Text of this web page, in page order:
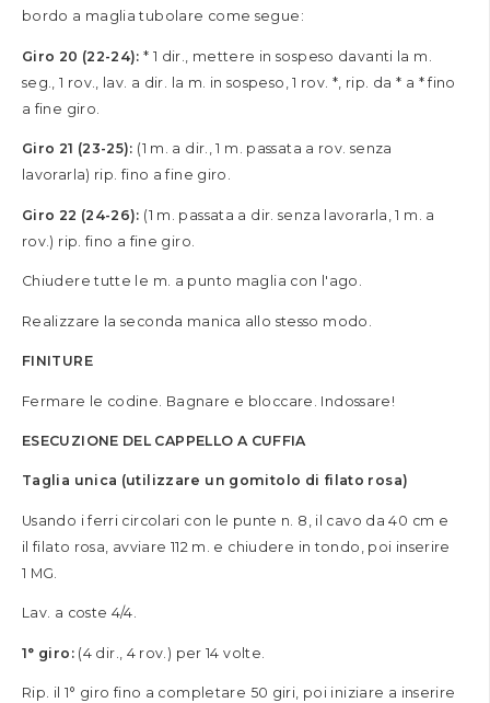
bordo a maglia tubolare come segue:
Giro 20 (22-24): * 1 dir., mettere in sospeso davanti la m.
seg., 1 rov., lav. a dir. la m. in sospeso, 1 rov. *, rip. da * a * fino
a fine giro.
Giro 21 (23-25): (1 m. a dir., 1 m. passata a rov. senza
lavorarla) rip. fino a fine giro.
Giro 22 (24-26): (1 m. passata a dir. senza lavorarla, 1 m. a
rov.) rip. fino a fine giro.
Chiudere tutte le m. a punto maglia con l'ago.
Realizzare la seconda manica allo stesso modo.
FINITURE
Fermare le codine. Bagnare e bloccare. Indossare!
ESECUZIONE DEL CAPPELLO A CUFFIA
Taglia unica (utilizzare un gomitolo di filato rosa)
Usando i ferri circolari con le punte n. 8, il cavo da 40 cm e
il filato rosa, avviare 112 m. e chiudere in tondo, poi inserire
1 MG.
Lav. a coste 4/4.
1° giro:(4 dir., 4 rov.) per 14 volte.
Rip. il 1° giro fino a completare 50 giri, poi iniziare a inserire